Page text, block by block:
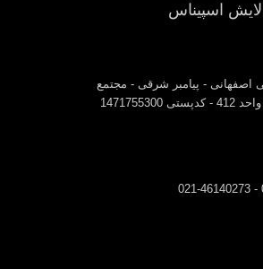
اسپیناس
اصفهانی - پیامبر شرقی - مجتمع